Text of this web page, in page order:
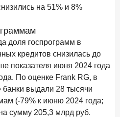
на 51% и 8%
доля госпрограмм в
кредитов снизилась до
показателя июня 2024 года
По оценке Frank RG, в
выдали 28 тысячи
(-79% к июню 2024 года;
сумму 205,3 млрд руб.